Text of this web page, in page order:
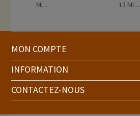
ML...
13 ML...
MON COMPTE
INFORMATION
CONTACTEZ-NOUS